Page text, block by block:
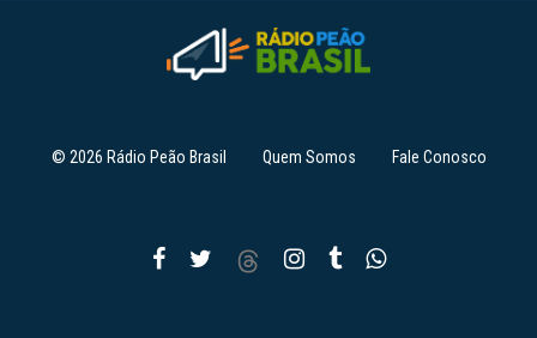
© 2026 Rádio Peão Brasil Quem Somos Fale Conosco